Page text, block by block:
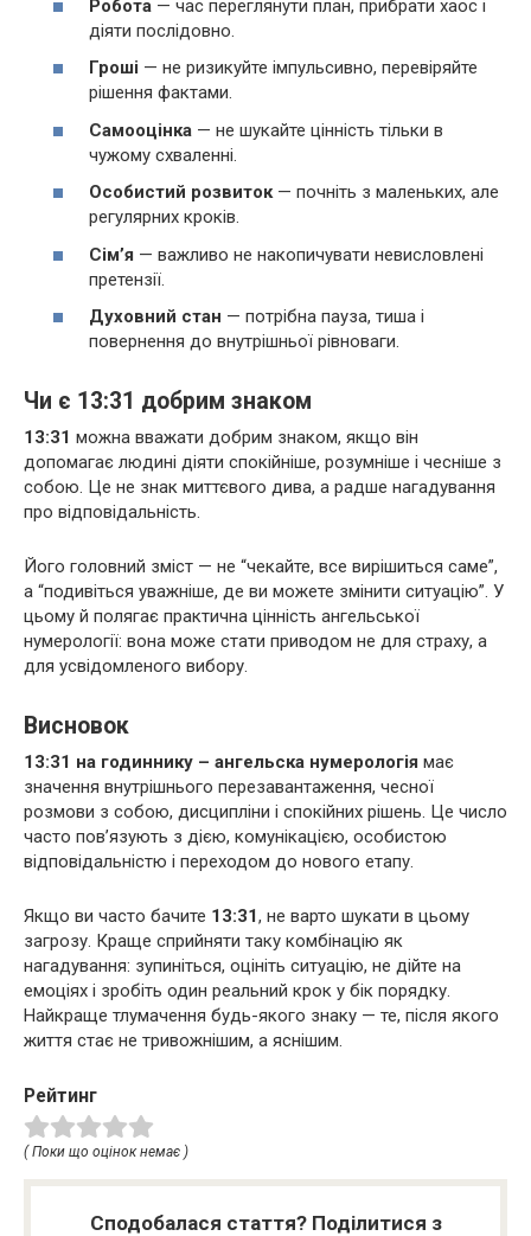
Робота — час переглянути план, прибрати хаос і
діяти послідовно.
Гроші — не ризикуйте імпульсивно, перевіряйте
рішення фактами.
Самооцінка — не шукайте цінність тільки в
чужому схваленні.
Особистий розвиток— почніть з маленьких, але
регулярних кроків.
Сім’я — важливо не накопичувати невисловлені
претензії.
Духовний стан — потрібна пауза, тиша і
повернення до внутрішньої рівноваги.
Чи є 13:31 добрим знаком
13:31 можна вважати добрим знаком, якщо він
допомагає людині діяти спокійніше, розумніше і чесніше з
собою. Це не знак миттєвого дива, а радше нагадування
про відповідальність.
Його головний зміст — не “чекайте, все вирішиться саме”,
а “подивіться уважніше, де ви можете змінити ситуацію”. У
цьому й полягає практична цінність ангельської
нумерології: вона може стати приводом не для страху, а
для усвідомленого вибору.
Висновок
13:31 на годиннику – ангельска нумерологія має
значення внутрішнього перезавантаження, чесної
розмови з собою, дисципліни і спокійних рішень. Це число
часто пов’язують з дією, комунікацією, особистою
відповідальністю і переходом до нового етапу.
Якщо ви часто бачите 13:31, не варто шукати в цьому
загрозу. Краще сприйняти таку комбінацію як
нагадування: зупиніться, оцініть ситуацію, не дійте на
емоціях і зробіть один реальний крок у бік порядку.
Найкраще тлумачення будь-якого знаку — те, після якого
життя стає не тривожнішим, а яснішим.
Рейтинг
( Поки що оцінок немає )
Сподобалася стаття? Поділитися з